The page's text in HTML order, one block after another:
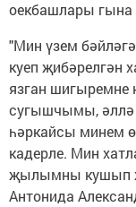
оекбашлары гына
"Мин үзем
куеп
язган шигыремне
сугышчымы, әллә
һәркайсы минем
кадерле. Мин
җылымны кушып
Антонида